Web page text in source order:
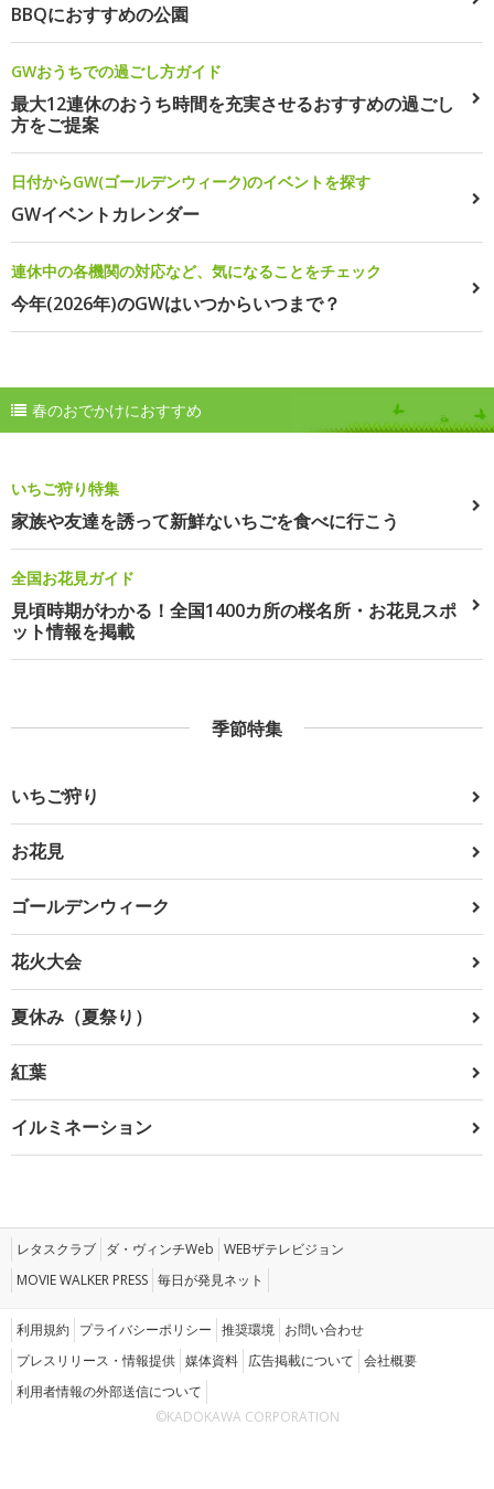
BBQにおすすめの公園
GWおうちでの過ごし方ガイド
最大12連休のおうち時間を充実させるおすすめの過ごし
方をご提案
日付からGW(ゴールデンウィーク)のイベントを探す
GWイベントカレンダー
連休中の各機関の対応など、気になることをチェック
今年(2026年)のGWはいつからいつまで？
春のおでかけにおすすめ
いちご狩り特集
家族や友達を誘って新鮮ないちごを食べに行こう
全国お花見ガイド
見頃時期がわかる！全国1400カ所の桜名所・お花見スポ
ット情報を掲載
季節特集
いちご狩り
お花見
ゴールデンウィーク
花火大会
夏休み（夏祭り）
紅葉
イルミネーション
レタスクラブ ダ・ヴィンチWeb WEBザテレビジョン
MOVIE WALKER PRESS 毎日が発見ネット
利用規約 プライバシーポリシー 推奨環境 お問い合わせ
プレスリリース・情報提供 媒体資料 広告掲載について 会社概要
利用者情報の外部送信について
©KADOKAWA CORPORATION